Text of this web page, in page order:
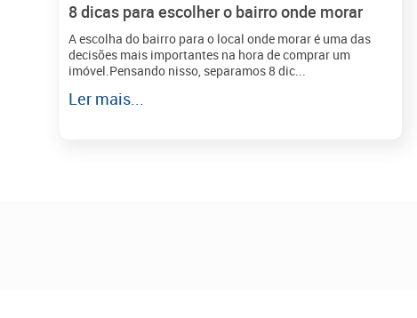
8 dicas para escolher o bairro onde morar
A escolha do bairro para o local onde morar é uma das
decisões mais importantes na hora de comprar um
imóvel.Pensando nisso, separamos 8 dic...
Ler mais...